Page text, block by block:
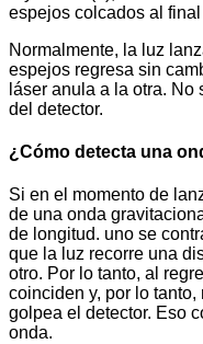
espejos colcados al
Normalmente, la luz
espejos regresa sin
láser anula a la otra.
del detector.
¿Cómo detecta una
Si en el momento de
de una onda
de longitud. uno se
que la luz recorre una
otro. Por lo tanto, al
coinciden y, por lo
golpea el detector. Eso
onda.